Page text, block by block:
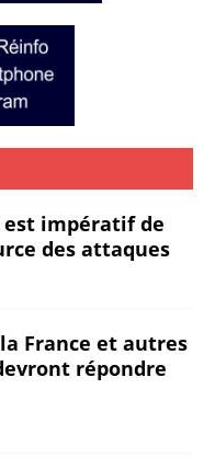
est impératif de
des attaques
France et autres
répondre